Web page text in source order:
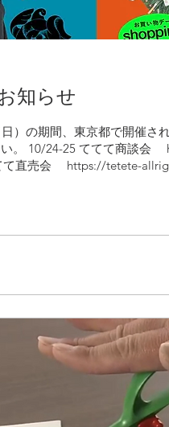
知らせ
）の期間、東京都で開催さ
い。 10/24-25 ててて商談会
て直売会 https://tetete-